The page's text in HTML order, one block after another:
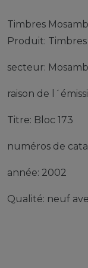
Timbres
Produit: Timbres
secteur:
raison de
Titre: Bloc 173
numéros de
année: 2002
Qualité: neuf